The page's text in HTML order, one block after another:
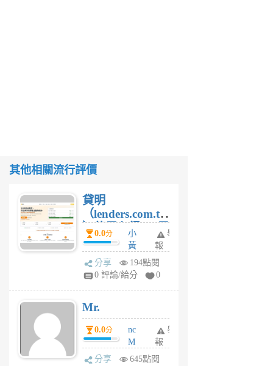
其他相關流行評價
貸明
（lenders.com.tw
）使用心得 — 民
間貸款比較平台
體驗
0.0分
小
黃
蜂
1
舉
報
分享
194點閱
0 評論/給分
0
Mr.
0.0分
nc
M
U
舉
報
分享
645點閱